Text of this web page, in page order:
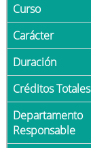
Curso
Carácter
Duración
Créditos Totales
Departamento
Responsable